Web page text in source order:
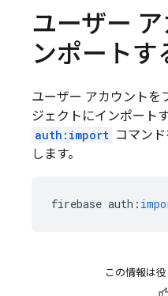
ユーザー
ンポートす
ユーザー アカウントを
ジェクトにインポート
auth:import コマン
します。
firebase auth :
この情報は